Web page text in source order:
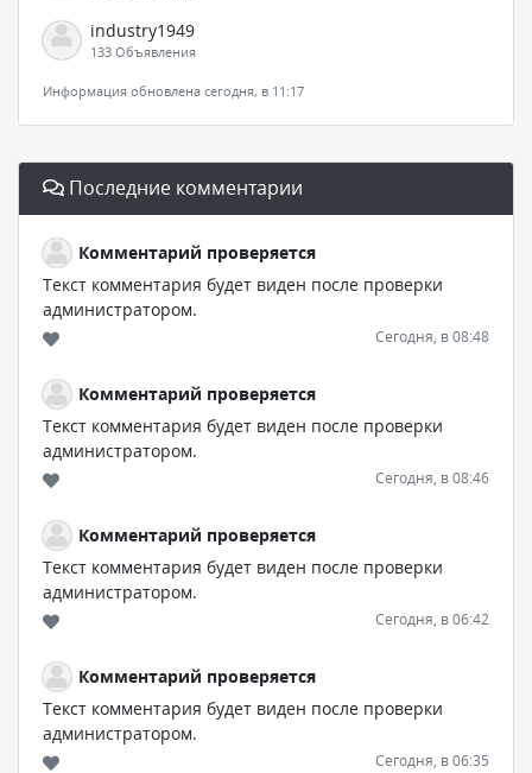
industry1949
133 Объявления
Информация обновлена сегодня, в 11:17
Последние комментарии
Комментарий проверяется
Текст комментария будет виден после проверки
администратором.
Сегодня, в 08:48
Комментарий проверяется
Текст комментария будет виден после проверки
администратором.
Сегодня, в 08:46
Комментарий проверяется
Текст комментария будет виден после проверки
администратором.
Сегодня, в 06:42
Комментарий проверяется
Текст комментария будет виден после проверки
администратором.
Сегодня, в 06:35